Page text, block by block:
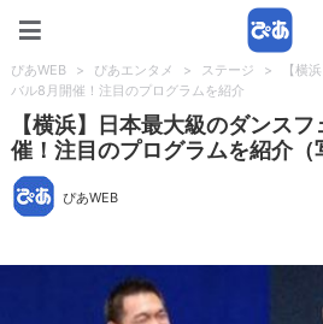
ぴあWEB > ぴあエンタメ > ステージ >
【横
バル8月開催！注目のプログラムを紹介
【横浜】日本最大級のダンス
催！注目のプログラムを紹介（
ぴあWEB